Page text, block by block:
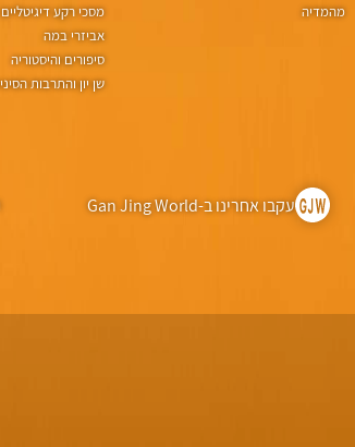
מהמדיה
מסכי רקע דיגיטליים
אביזרי במה
סיפורים והיסטוריה
שן יון והתרבות
עקבו אחרינו ב-Gan Jing World